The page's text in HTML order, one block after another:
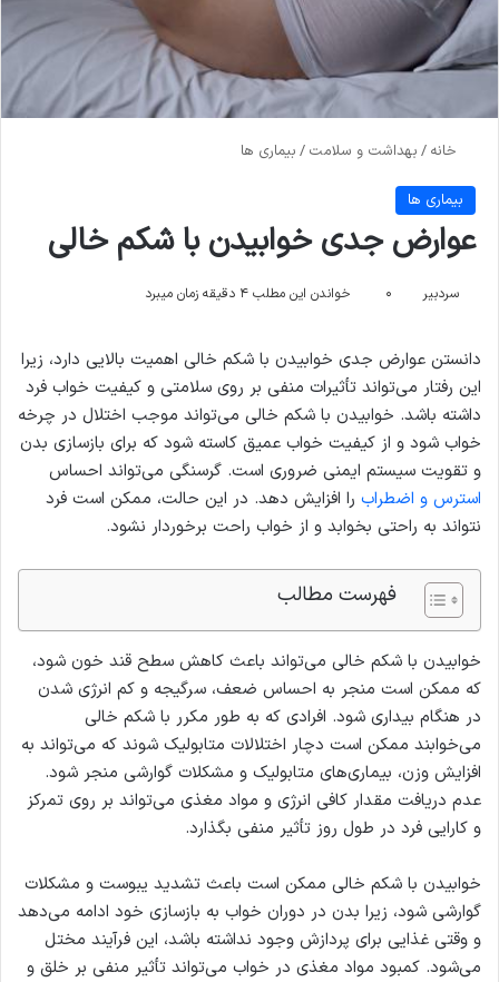
خانه / بهداشت و سلامت / بیماری ها
بیماری ها
عوارض جدی خوابیدن با شکم خالی
سردبیر ۰ خواندن این مطلب ۴ دقیقه زمان میبرد
دانستن عوارض جدی خوابیدن با شکم خالی اهمیت بالایی دارد، زیرا
این رفتار می‌تواند تأثیرات منفی بر روی سلامتی و کیفیت خواب فرد
داشته باشد. خوابیدن با شکم خالی می‌تواند موجب اختلال در چرخه
خواب شود و از کیفیت خواب عمیق کاسته شود که برای بازسازی بدن
و تقویت سیستم ایمنی ضروری است. گرسنگی می‌تواند احساس
استرس و اضطراب را افزایش دهد. در این حالت، ممکن است فرد
نتواند به راحتی بخوابد و از خواب راحت برخوردار نشود.
فهرست مطالب
خوابیدن با شکم خالی می‌تواند باعث کاهش سطح قند خون شود،
که ممکن است منجر به احساس ضعف، سرگیجه و کم انرژی شدن
در هنگام بیداری شود. افرادی که به طور مکرر با شکم خالی
می‌خوابند ممکن است دچار اختلالات متابولیک شوند که می‌تواند به
افزایش وزن، بیماری‌های متابولیک و مشکلات گوارشی منجر شود.
عدم دریافت مقدار کافی انرژی و مواد مغذی می‌تواند بر روی تمرکز
و کارایی فرد در طول روز تأثیر منفی بگذارد.
خوابیدن با شکم خالی ممکن است باعث تشدید یبوست و مشکلات
گوارشی شود، زیرا بدن در دوران خواب به بازسازی خود ادامه می‌دهد
و وقتی غذایی برای پردازش وجود نداشته باشد، این فرآیند مختل
می‌شود. کمبود مواد مغذی در خواب می‌تواند تأثیر منفی بر خلق و